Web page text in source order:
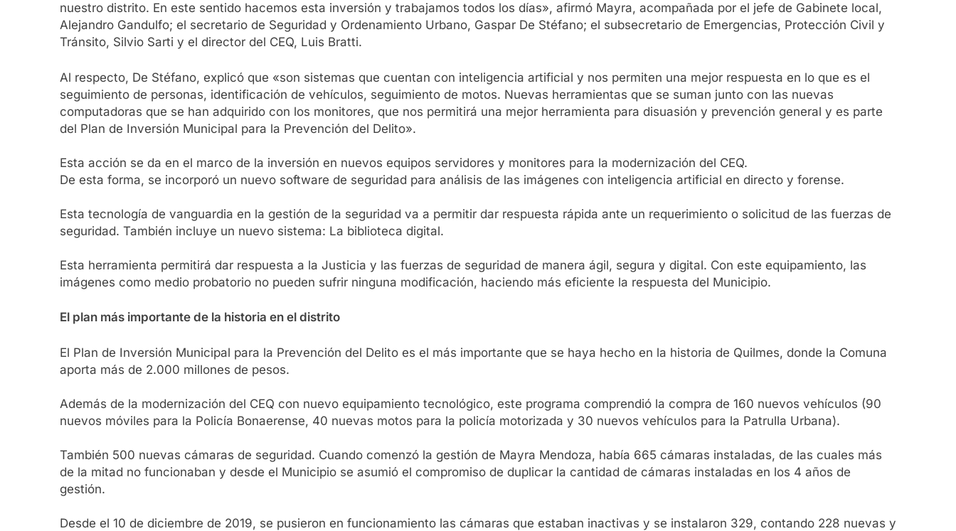
nuestro distrito. En este sentido hacemos esta inversión y trabajamos todos los días», afirmó Mayra, acompañada por el jefe de Gabinete local,
Alejandro Gandulfo; el secretario de Seguridad y Ordenamiento Urbano, Gaspar De Stéfano; el subsecretario de Emergencias, Protección Civil y
Tránsito, Silvio Sarti y el director del CEQ, Luis Bratti.
Al respecto, De Stéfano, explicó que «son sistemas que cuentan con inteligencia artificial y nos permiten una mejor respuesta en lo que es el
seguimiento de personas, identificación de vehículos, seguimiento de motos. Nuevas herramientas que se suman junto con las nuevas
computadoras que se han adquirido con los monitores, que nos permitirá una mejor herramienta para disuasión y prevención general y es parte
del Plan de Inversión Municipal para la Prevención del Delito».
Esta acción se da en el marco de la inversión en nuevos equipos servidores y monitores para la modernización del CEQ.
De esta forma, se incorporó un nuevo software de seguridad para análisis de las imágenes con inteligencia artificial en directo y forense.
Esta tecnología de vanguardia en la gestión de la seguridad va a permitir dar respuesta rápida ante un requerimiento o solicitud de las fuerzas de
seguridad. También incluye un nuevo sistema: La biblioteca digital.
Esta herramienta permitirá dar respuesta a la Justicia y las fuerzas de seguridad de manera ágil, segura y digital. Con este equipamiento, las
imágenes como medio probatorio no pueden sufrir ninguna modificación, haciendo más eficiente la respuesta del Municipio.
El plan más importante de la historia en el distrito
El Plan de Inversión Municipal para la Prevención del Delito es el más importante que se haya hecho en la historia de Quilmes, donde la Comuna
aporta más de 2.000 millones de pesos.
Además de la modernización del CEQ con nuevo equipamiento tecnológico, este programa comprendió la compra de 160 nuevos vehículos (90
nuevos móviles para la Policía Bonaerense, 40 nuevas motos para la policía motorizada y 30 nuevos vehículos para la Patrulla Urbana).
También 500 nuevas cámaras de seguridad. Cuando comenzó la gestión de Mayra Mendoza, había 665 cámaras instaladas, de las cuales más
de la mitad no funcionaban y desde el Municipio se asumió el compromiso de duplicar la cantidad de cámaras instaladas en los 4 años de
gestión.
Desde el 10 de diciembre de 2019, se pusieron en funcionamiento las cámaras que estaban inactivas y se instalaron 329, contando 228 nuevas y